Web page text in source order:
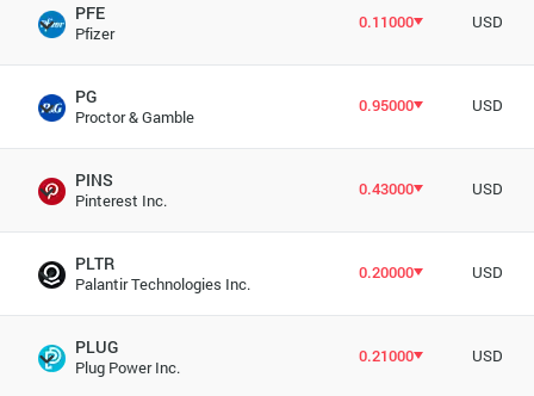
PFE
Pfizer
0.11000 USD
PG
Proctor & Gamble
0.95000 USD
PINS
Pinterest Inc.
0.43000 USD
PLTR
Palantir Technologies Inc.
0.20000 USD
PLUG
Plug Power Inc.
0.21000 USD